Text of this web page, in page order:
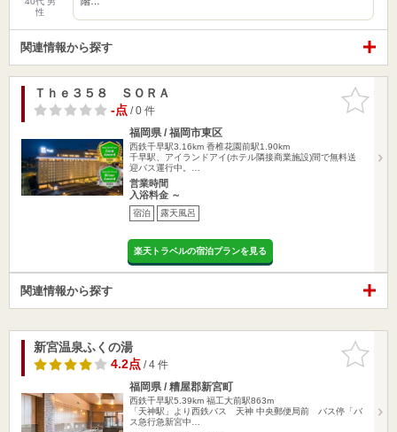
性
関連情報から探す
お気に入
りに追加
Ｔｈｅ３５８ ＳＯＲＡ
-点/ 0 件
福岡県 / 福岡市東区
西鉄千早駅3.16km 香椎花園前駅1.90km
千早駅、アイランドアイ(ホテル隣接商業施設)間で無料送
迎バス運行中。…
営業時間
入浴料金 ～
宿泊 露天風呂
楽天トラベルの宿泊プランを見る
関連情報から探す
お気に入
りに追加
新宮温泉ふくの湯
4.2点/ 4 件
福岡県 / 糟屋郡新宮町
西鉄千早駅5.39km 福工大前駅863m
「天神駅」より西鉄バス 天神 中央郵便局前 バス停「バ
ス急行急新宮中…